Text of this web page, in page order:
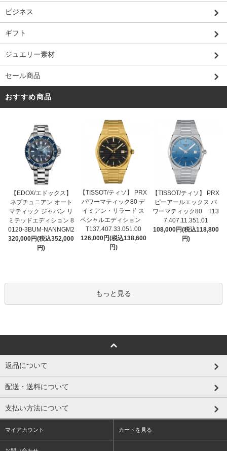
ビジネス
ギフト
ジュエリー素材
セール商品
おすすめ商品
【EDOX/エドックス】
ネプチュニアン オート
マティック ジャパン リ
ミテッドエディション 8
0120-3BUM-NANNGM2
320,000円(税込352,000
円)
【TISSOT/ティソ】 PRX
パワーマティック80 デ
イミアン・リラード ス
ペシャルエディション
T137.407.33.051.00
126,000円(税込138,600
円)
【TISSOT/ティソ】 PRX
ピーアールエックス パ
ワーマティック80 T13
7.407.11.351.01
108,000円(税込118,800
円)
もっと見る
返品について
配送・送料について
支払い方法について
マイアカウント カートを見る